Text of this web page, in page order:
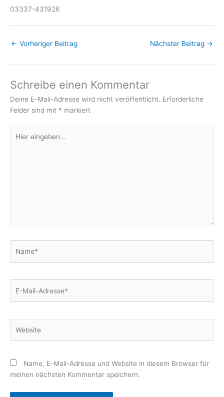
03337-431926
← Vorheriger Beitrag Nächster Beitrag →
Schreibe einen Kommentar
Deine E-Mail-Adresse wird nicht veröffentlicht. Erforderliche
Felder sind mit * markiert
eingeben…
Mail-
Name, E-Mail-Adresse und Website in diesem Browser für
meinen nächsten Kommentar speichern.